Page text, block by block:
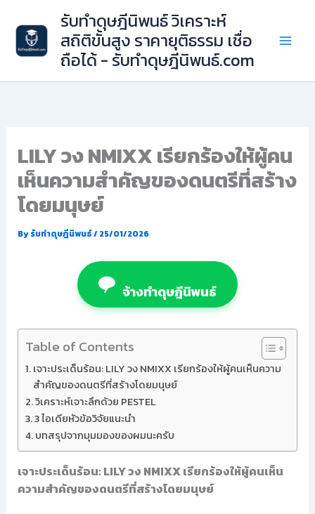
content
รับทำดุษฎีนิพนธ์ วิเคราะห์
สถิติขั้นสูง ราคายุติธรรม เชื่อ
ถือได้ - รับทำดุษฎีนิพนธ์.com
LILY วง NMIXX เรียกร้องให้ผู้คน
เห็นความสำคัญของดนตรีที่สร้าง
โดยมนุษย์
Byรับทำดุษฎีนิพนธ์/25/01/2026
จ้างทำดุษฎีนิพนธ์
Table of Contents
เจาะประเด็นร้อน: LILY วง NMIXX เรียกร้องให้ผู้คนเห็นความ
สำคัญของดนตรีที่สร้างโดยมนุษย์
วิเคราะห์เจาะลึกด้วย PESTEL
3 ไอเดียหัวข้อวิจัยแนะนำ
บทสรุปจากมุมมองของผมนะครับ
เจาะประเด็นร้อน: LILY วง NMIXX เรียกร้องให้ผู้คนเห็น
ความสำคัญของดนตรีที่สร้างโดยมนุษย์